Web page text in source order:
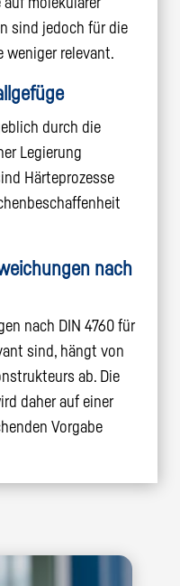
sind jedoch für die
weniger relevant.
durch die
Legierung
Härteprozesse
nach
nach DIN 4760 für
sind, hängt von
ab. Die
daher auf einer
Vorgabe